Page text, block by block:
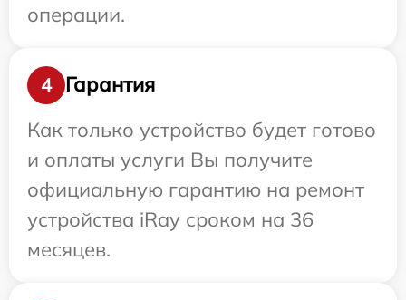
операции.
4
Гарантия
Как только устройство будет готово
и оплаты услуги Вы получите
официальную гарантию на ремонт
устройства iRay сроком на 36
месяцев.